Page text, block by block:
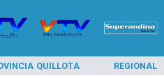
QUILLOTA REGIONAL